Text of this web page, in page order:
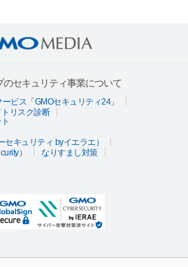
セキュリティ事業について
ビス「GMOセキュリティ24」
リスク診断
キュリティ byイエラエ）
）
なりすまし対策